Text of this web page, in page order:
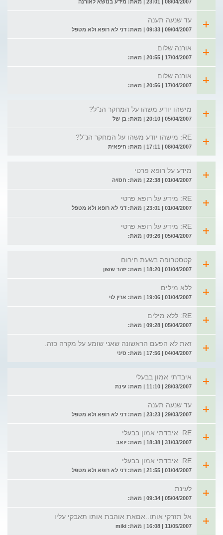
08/04/2007 | 23:01 | מאת: מידע בנושא לאורנה
עד שנעה תענה
09/04/2007 | 09:33 | מאת: דני לא רופא ולא מטפל
אורנה שלום.
17/04/2007 | 20:55 | מאת:
אורנה שלום.
17/04/2007 | 20:56 | מאת:
מישהו יודע משהו על המחקר הנ"ל?
05/04/2007 | 20:10 | מאת: בן של
RE: מישהו יודע משהו על המחקר הנ"ל?
08/04/2007 | 17:11 | מאת: חיפאית
מידע על רופא פרטי
01/04/2007 | 22:38 | מאת: חסויה
RE: מידע על רופא פרטי
01/04/2007 | 23:01 | מאת: דני לא רופא ולא מטפל
RE: מידע על רופא פרטי
05/04/2007 | 09:26 | מאת:
קטסטרופה בשעת חירום
01/04/2007 | 18:20 | מאת: יזהר ששון
ללא מילים
01/04/2007 | 19:06 | מאת: ארין לוי
RE: ללא מילים
05/04/2007 | 09:28 | מאת:
זאת לא הפעם הראשונה שאני שומע על מקרה כזה.
04/04/2007 | 17:56 | מאת: סיני
איבדתי אמון בבעלי
28/03/2007 | 11:10 | מאת: עינת
עד שנעה תענה
29/03/2007 | 23:23 | מאת: דני לא רופא ולא מטפל
RE: איבדתי אמון בבעלי
31/03/2007 | 18:38 | מאת: יואב
RE: איבדתי אמון בבעלי
01/04/2007 | 21:55 | מאת: דני לא רופא ולא מטפל
לעינת
05/04/2007 | 09:34 | מאת:
אל תזרקי אותו..אםאת אוהבת אותו תאבקי עליו
11/05/2007 | 16:08 | מאת: miki